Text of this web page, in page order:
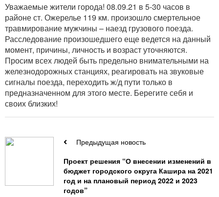
Уважаемые жители города! 08.09.21 в 5-30 часов в
районе ст. Ожерелье 119 км. произошло смертельное
травмирование мужчины – наезд грузового поезда.
Расследование произошедшего еще ведется на данный
момент, причины, личность и возраст уточняются.
Просим всех людей быть предельно внимательными на
железнодорожных станциях, реагировать на звуковые
сигналы поезда, переходить ж/д пути только в
предназначенном для этого месте. Берегите себя и
своих близких!
Предыдущая новость
Проект решения “О внесении изменений в
бюджет городского округа Кашира на 2021
год и на плановый период 2022 и 2023
годов”